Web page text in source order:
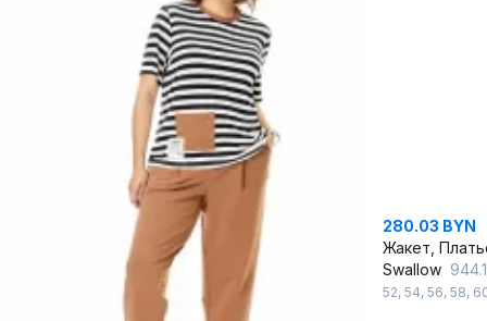
280.03 BYN
Жакет,
Swallow 944.1
52, 54, 56, 58,